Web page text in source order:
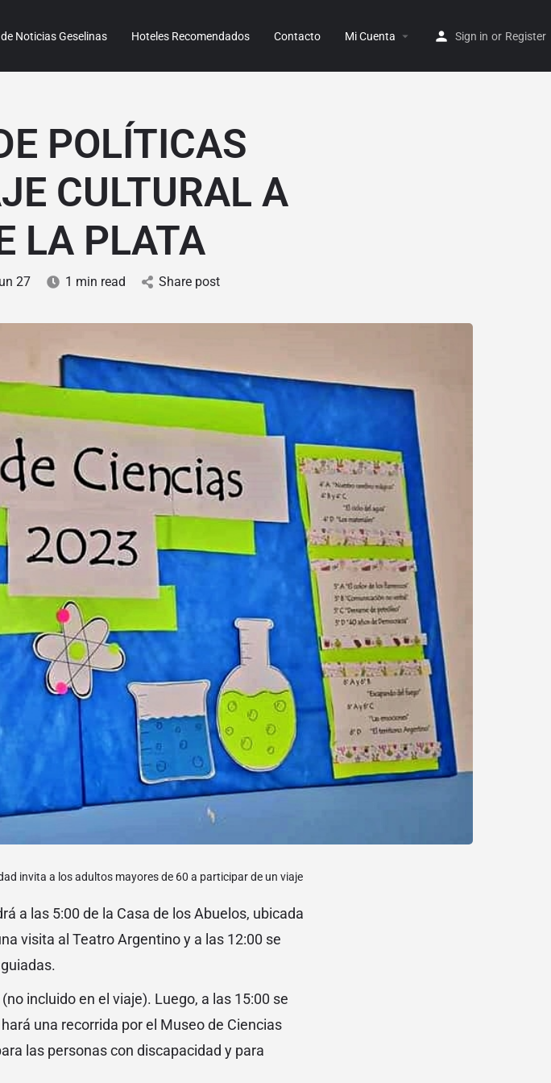
Noticias Geselinas Hoteles Recomendados Contacto Mi Cuenta Sign in or Register
POLÍTICAS
CULTURAL A
LA PLATA
27 1 min read Share post
invita a los adultos mayores de 60 a participar de un viaje
a las 5:00 de la Casa de los Abuelos, ubicada
visita al Teatro Argentino y a las 12:00 se
incluido en el viaje). Luego, a las 15:00 se
una recorrida por el Museo de Ciencias
las personas con discapacidad y para